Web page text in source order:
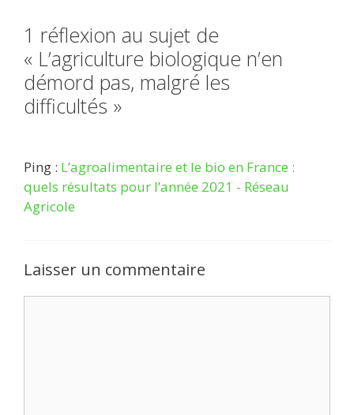
1 réflexion au sujet de
« L’agriculture biologique n’en
démord pas, malgré les
difficultés »
Ping : L’agroalimentaire et le bio en France :
quels résultats pour l’année 2021 - Réseau
Agricole
Laisser un commentaire